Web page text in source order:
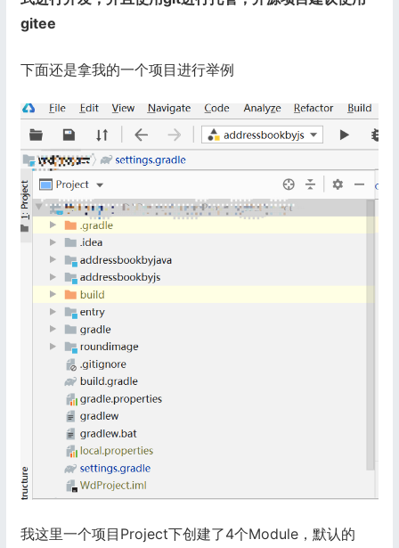
gitee
下面还是拿我的一个项目进行举例
我这里一个项目Project下创建了4个Module，默认的